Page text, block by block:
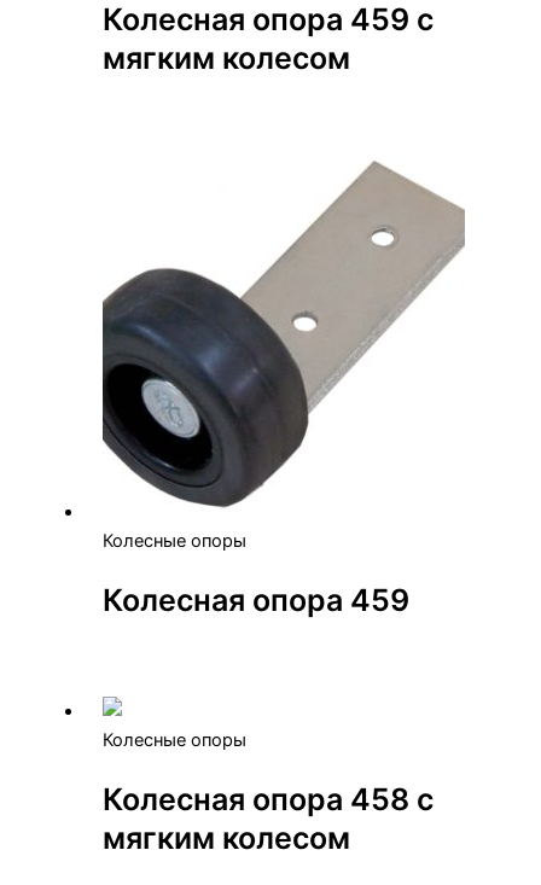
Колесная опора 459 с
мягким колесом
Колесные опоры
Колесная опора 459
Колесные опоры
Колесная опора 458 с
мягким колесом